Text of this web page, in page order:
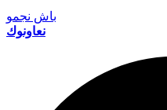
باش نجمو
نعاونوك